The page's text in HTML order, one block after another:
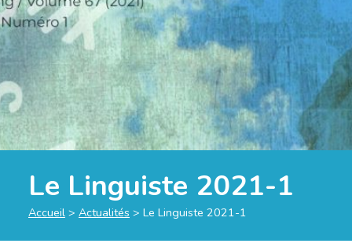
Le Linguiste 2021-1
Accueil > Actualités > Le Linguiste 2021-1